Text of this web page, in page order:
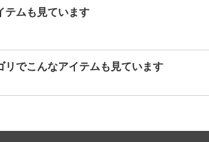
テムも見ています
リでこんなアイテムも見ています